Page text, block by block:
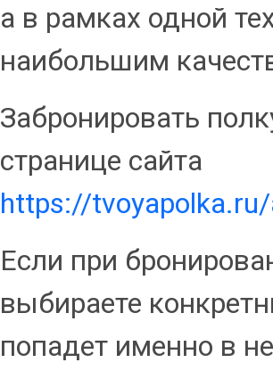
а в рамках одной
наибольшим
Забронировать
странице сайта
https://
Если при
выбираете
попадет именно в